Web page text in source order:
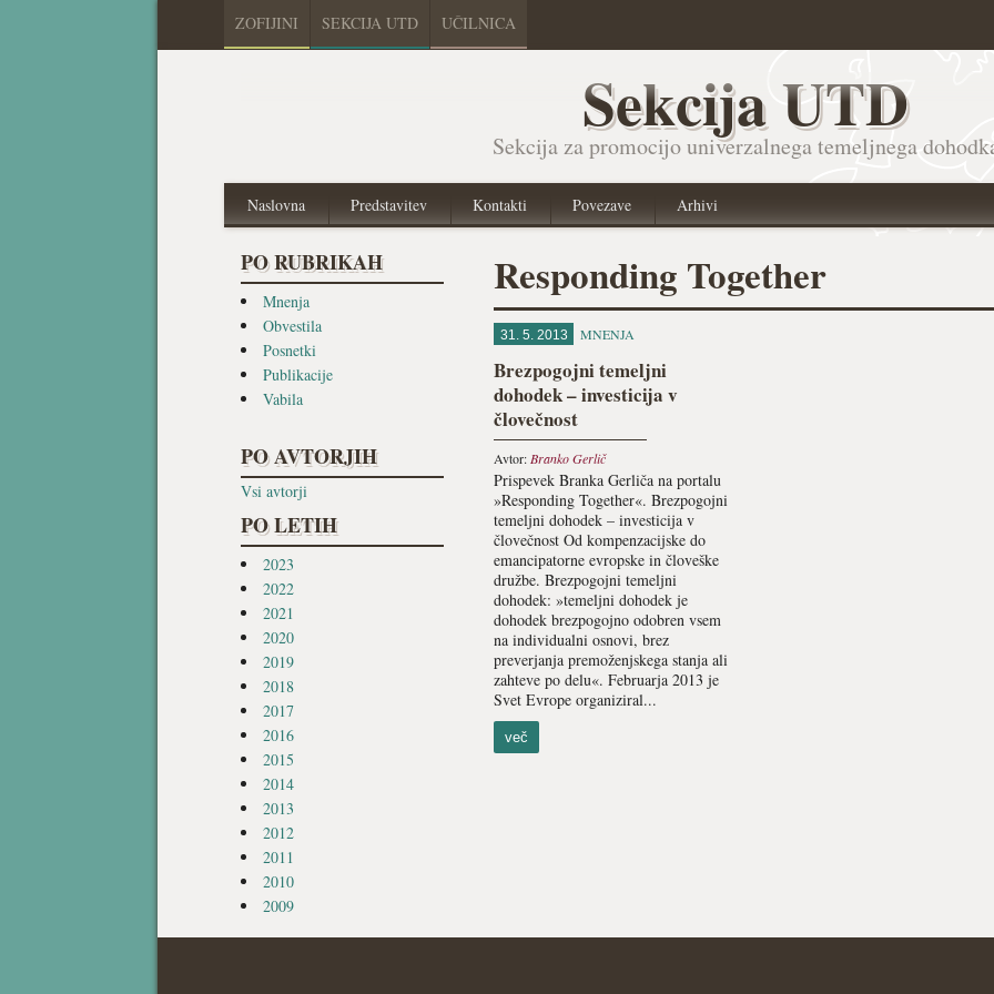
ZOFIJINI SEKCIJA UTD UČILNICA
Sekcija UTD
Sekcija za promocijo univerzalnega temeljnega
Naslovna Predstavitev Kontakti Povezave Arhivi
PO RUBRIKAH
Mnenja
Obvestila
Posnetki
Publikacije
Vabila
PO AVTORJIH
Vsi avtorji
PO LETIH
2023
2022
2021
2020
2019
2018
2017
2016
2015
2014
2013
2012
2011
2010
2009
Responding Together
31. 5. 2013 MNENJA
Brezpogojni temeljni
dohodek – investicija v
človečnost
Avtor: Branko Gerlič
Prispevek Branka Gerliča na portalu
»Responding Together«. Brezpogojni
temeljni dohodek – investicija v
človečnost Od kompenzacijske do
emancipatorne evropske in človeške
družbe. Brezpogojni temeljni
dohodek: »temeljni dohodek je
dohodek brezpogojno odobren vsem
na individualni osnovi, brez
preverjanja premoženjskega stanja ali
zahteve po delu«. Februarja 2013 je
Svet Evrope organiziral...
več